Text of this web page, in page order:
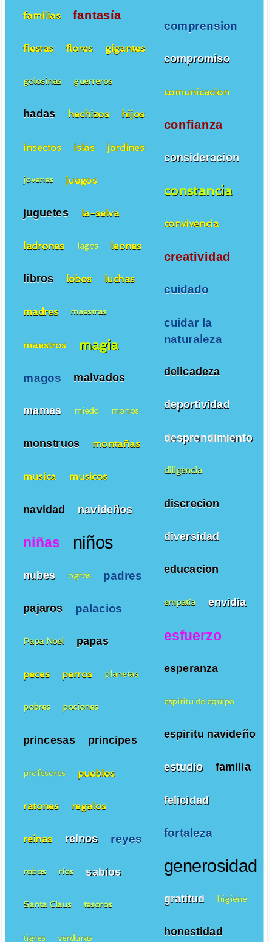
comprension
compromiso
comunicacion
confianza
consideracion
constancia
convivencia
creatividad
cuidado
cuidar la
naturaleza
delicadeza
deportividad
desprendimiento
diligencia
discrecion
diversidad
educacion
empatía envidia
esfuerzo
esperanza
espiritu de equipo
espiritu navideño
estudio familia
felicidad
fortaleza
generosidad
gratitud higiene
honestidad
familias fantasía
fiestas flores gigantes
golosinas guerreros
hadas hechizos hijos
insectos islas jardines
jovenes juegos
juguetes la-selva
ladrones lagos leones
libros lobos luchas
madres maestras
maestros magia
magos malvados
mamas miedo monos
monstruos montañas
musica musicos
navidad navideños
niñas niños
nubes ogros padres
pajaros palacios
Papa Noel papas
peces perros planetas
pobres pociones
princesas principes
profesores pueblos
ratones regalos
reinas reinos reyes
robos ríos sabios
Santa Claus tesoros
tigres verduras